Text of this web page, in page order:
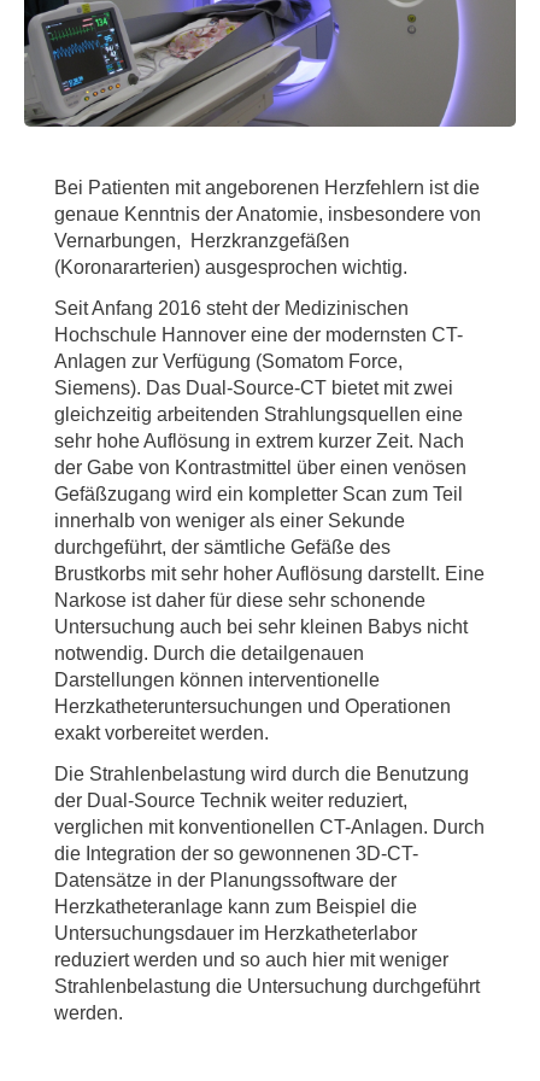
Bei Patienten mit angeborenen Herzfehlern ist die
genaue Kenntnis der Anatomie, insbesondere von
Vernarbungen, Herzkranzgefäßen
(Koronararterien) ausgesprochen wichtig.
Seit Anfang 2016 steht der Medizinischen
Hochschule Hannover eine der modernsten CT-
Anlagen zur Verfügung (Somatom Force,
Siemens). Das Dual-Source-CT bietet mit zwei
gleichzeitig arbeitenden Strahlungsquellen eine
sehr hohe Auflösung in extrem kurzer Zeit. Nach
der Gabe von Kontrastmittel über einen venösen
Gefäßzugang wird ein kompletter Scan zum Teil
innerhalb von weniger als einer Sekunde
durchgeführt, der sämtliche Gefäße des
Brustkorbs mit sehr hoher Auflösung darstellt. Eine
Narkose ist daher für diese sehr schonende
Untersuchung auch bei sehr kleinen Babys nicht
notwendig. Durch die detailgenauen
Darstellungen können interventionelle
Herzkatheteruntersuchungen und Operationen
exakt vorbereitet werden.
Die Strahlenbelastung wird durch die Benutzung
der Dual-Source Technik weiter reduziert,
verglichen mit konventionellen CT-Anlagen. Durch
die Integration der so gewonnenen 3D-CT-
Datensätze in der Planungssoftware der
Herzkatheteranlage kann zum Beispiel die
Untersuchungsdauer im Herzkatheterlabor
reduziert werden und so auch hier mit weniger
Strahlenbelastung die Untersuchung durchgeführt
werden.